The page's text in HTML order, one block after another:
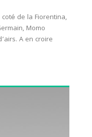
de la Fiorentina,
Momo
A en croire